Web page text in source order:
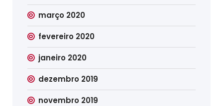
março 2020
fevereiro 2020
janeiro 2020
dezembro 2019
novembro 2019